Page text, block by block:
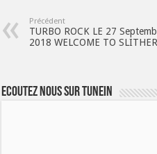
Précédent
TURBO ROCK LE 27
2018 WELCOME TO
Ecoutez nous sur TuneIn